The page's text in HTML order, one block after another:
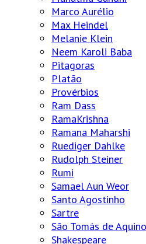
Marco Aurélio
Max Heindel
Melanie Klein
Neem Karoli Baba
Pitagoras
Platão
Provérbios
Ram Dass
RamaKrishna
Ramana Maharshi
Ruediger Dahlke
Rudolph Steiner
Rumi
Samael Aun Weor
Santo Agostinho
Sartre
São Tomás de Aquino
Shakespeare